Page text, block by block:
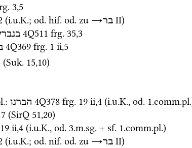
3,5
(i.u.K.; od. hif. od. zu →בר ‎ II)
4Q511 frg. 35,3
4Q369 frg. 1 ii,5
(Suk. 15,10)
: הברנו 4Q378 frg. 19 ii,4 (i.u.K., od. 1.comm.pl.
(SirQ 51,20)
ii,4 (i.u.K., od. 3.m.sg. + sf. 1.comm.pl.)
(i.u.K.; od. nif. od. zu →בר ‎ II)